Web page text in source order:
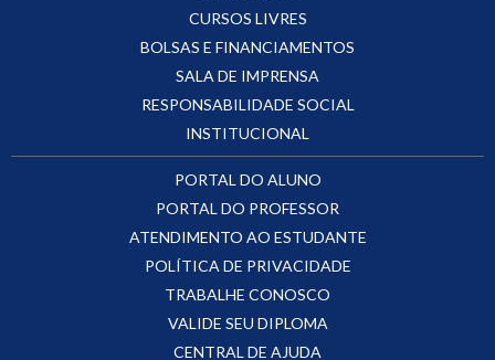
CURSOS LIVRES
BOLSAS E FINANCIAMENTOS
SALA DE IMPRENSA
RESPONSABILIDADE SOCIAL
INSTITUCIONAL
PORTAL DO ALUNO
PORTAL DO PROFESSOR
ATENDIMENTO AO ESTUDANTE
POLÍTICA DE PRIVACIDADE
TRABALHE CONOSCO
VALIDE SEU DIPLOMA
CENTRAL DE AJUDA